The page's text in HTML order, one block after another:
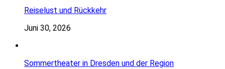
Reiselust und Rückkehr
Juni 30, 2026
Sommertheater in Dresden und der Region